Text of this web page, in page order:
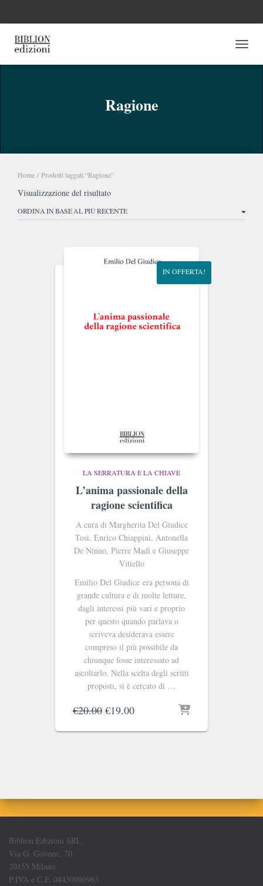
Ragione
Home / Prodotti taggati “Ragione”
Visualizzazione del risultato
IN OFFERTA!
LA SERRATURA E LA CHIAVE
L’anima passionale della
ragione scientifica
A cura di Margherita Del Giudice
Tosi, Enrico Chiappini, Antonella
De Ninno, Pierre Madl e Giuseppe
Vitiello
Emilio Del Giudiceera persona di
grande cultura e di molte letture,
dagli interessi più vari e proprio
per questo quando parlava o
scriveva desiderava essere
compreso il più possibile da
chiunque fosse interessato ad
ascoltarlo. Nella scelta degli scritti
proposti, si è cercato di …
€20.00 Il
originale
€19.00Il
attuale
Biblion Edizioni SRL
Via G. Govone, 70
20155 Milano
P.IVA e C.F. 04430980963